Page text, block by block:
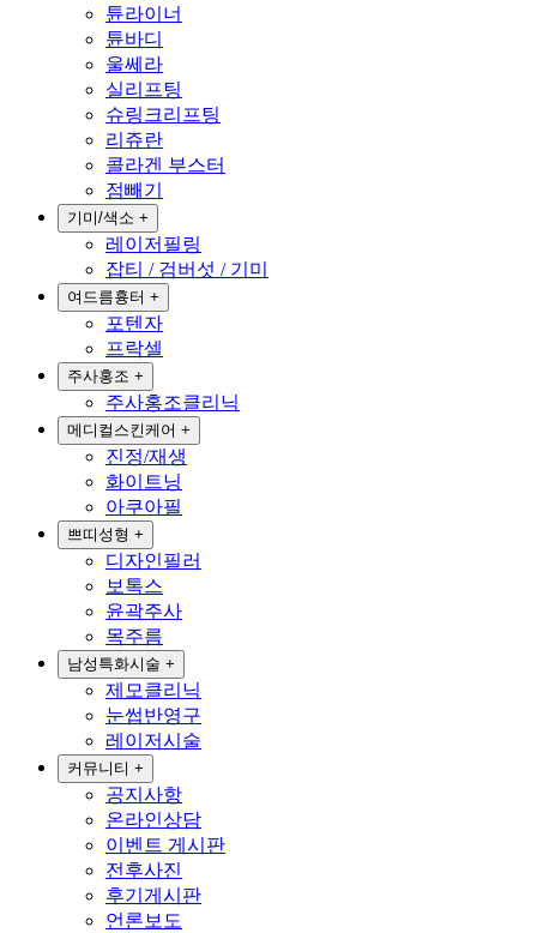
튠라이너
튠바디
울쎄라
실리프팅
슈링크리프팅
리쥬란
콜라겐 부스터
점빼기
기미/색소 +
레이저필링
잡티 / 검버섯 / 기미
여드름흉터 +
포텐자
프락셀
주사홍조 +
주사홍조클리닉
메디컬스킨케어 +
진정/재생
화이트닝
아쿠아필
쁘띠성형 +
디자인필러
보톡스
윤곽주사
목주름
남성특화시술 +
제모클리닉
눈썹반영구
레이저시술
커뮤니티 +
공지사항
온라인상담
이벤트 게시판
전후사진
후기게시판
언론보도